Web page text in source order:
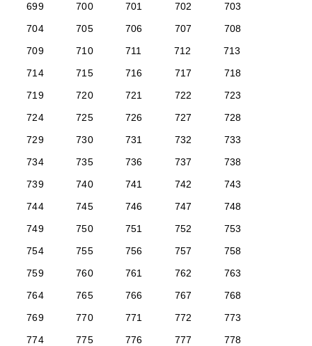
699
700 701 702
703
704
705 706 707
708
709
710 711 712
713
714
715 716 717
718
719
720 721 722
723
724
725 726 727
728
729
730 731 732
733
734
735 736 737
738
739
740 741 742
743
744
745 746 747
748
749
750 751 752
753
754
755 756 757
758
759
760 761 762
763
764
765 766 767
768
769
770 771 772
773
774
775 776 777
778